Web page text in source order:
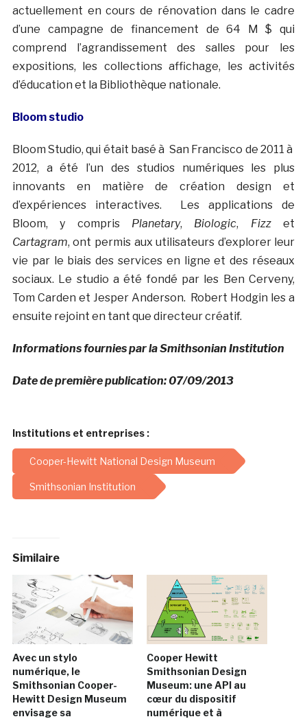
actuellement en cours de rénovation dans le cadre
d’une campagne de financement de 64 M $ qui
comprend l’agrandissement des salles pour les
expositions, les collections affichage, les activités
d’éducation et la Bibliothèque nationale.
Bloom studio
Bloom Studio, qui était basé à San Francisco de 2011 à
2012, a été l’un des studios numériques les plus
innovants en matière de création design et
d’expériences interactives. Les applications de
Bloom, y compris Planetary, Biologic, Fizzet
Cartagram, ont permis aux utilisateurs d’explorer leur
vie par le biais des services en ligne et des réseaux
sociaux. Le studio a été fondé par les Ben Cerveny,
Tom Carden et Jesper Anderson. Robert Hodgin les a
ensuite rejoint en tant que directeur créatif.
Informations fournies par la Smithsonian Institution
Date de première publication: 07/09/2013
Institutions et entreprises :
Cooper-Hewitt National Design Museum
Smithsonian Institution
Similaire
Avec un stylo
numérique, le
Smithsonian Cooper-
Hewitt Design Museum
envisage sa
Cooper Hewitt
Smithsonian Design
Museum: une API au
cœur du dispositif
numérique et à